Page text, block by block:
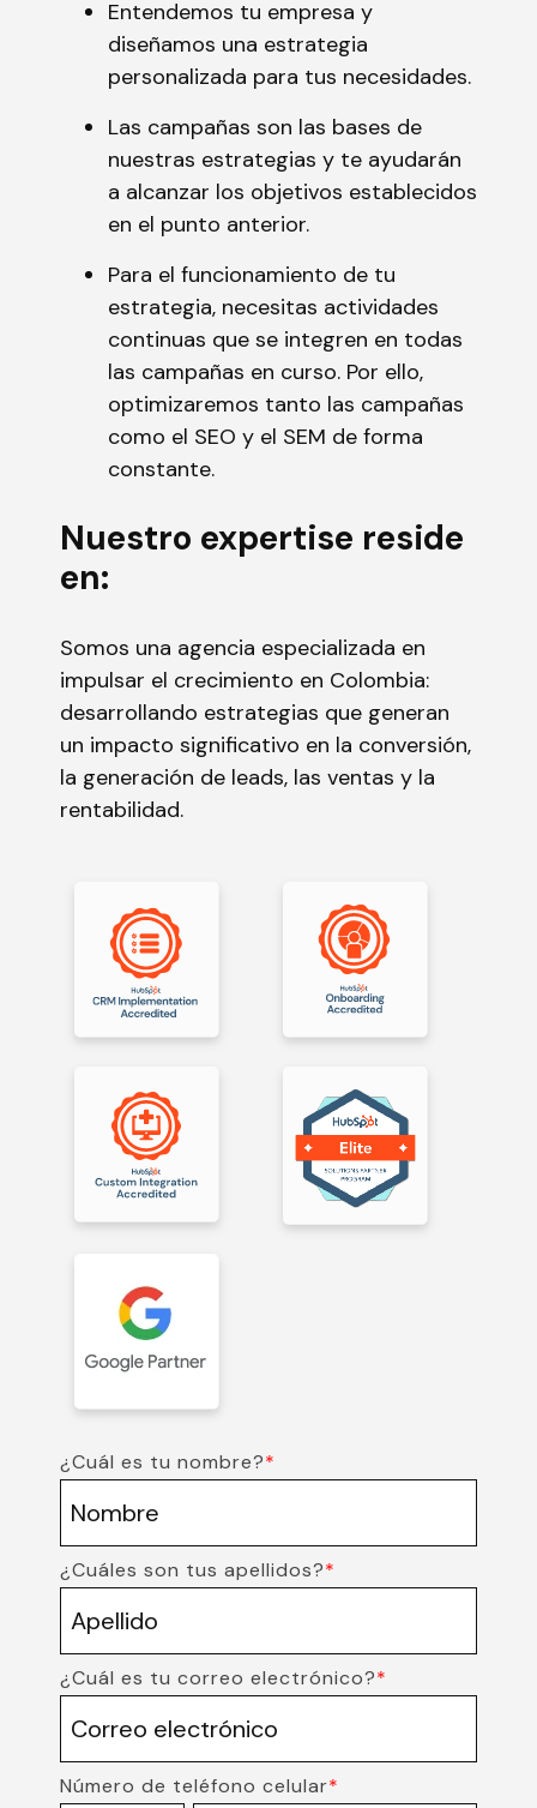
Entendemos tu empresa y
diseñamos una estrategia
personalizada para tus necesidades.
Las campañas son las bases de
nuestras estrategias y te ayudarán
a alcanzar los objetivos establecidos
en el punto anterior.
Para el funcionamiento de tu
estrategia, necesitas actividades
continuas que se integren en todas
las campañas en curso. Por ello,
optimizaremos tanto las campañas
como el SEO y el SEM de forma
constante.
Nuestro expertise reside
en:
Somos una agencia especializada en
impulsar el crecimiento en Colombia:
desarrollando estrategias que generan
un impacto significativo en la conversión,
la generación de leads, las ventas y la
rentabilidad.
¿Cuál es tu nombre?*
¿Cuáles son tus apellidos?*
¿Cuál es tu correo electrónico?*
Número de teléfono celular*